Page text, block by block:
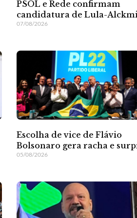
PSOL e Rede confirmam
candidatura de Lula-
07/08/2026
Escolha de vice de Flávio
Bolsonaro gera racha e
05/08/2026